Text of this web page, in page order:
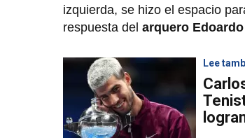
izquierda, se hizo el espacio
respuesta del arquero Edoardo
Lee